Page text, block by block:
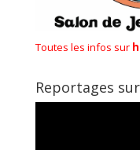
Toutes les infos sur
Reportages